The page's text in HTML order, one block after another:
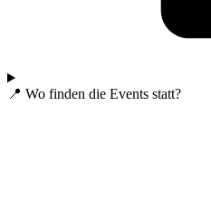
📍 Wo finden die Events statt?